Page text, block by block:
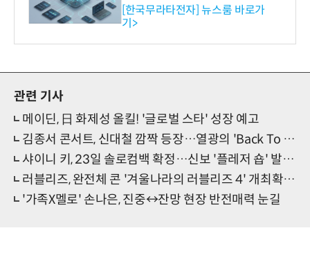
공…73개 제품 카테고리로
확대
[한국무라타전자] 뉴스룸 바로가
기>
관련 기사
메이딘, 日 화제성 올킬! '글로벌 스타' 성장 예고
김종서 콘서트, 신대철 깜짝 등장…열광의 'Back To The 8090'
샤이니 키, 23일 솔로컴백 확정…신보 '플레저 숍' 발표예고
러블리즈, 완전체 콘 '겨울나라의 러블리즈 4' 개최확정…데뷔 10주년 기념
'가족X멜로' 손나은, 진중↔잔망 현장 반전매력 눈길